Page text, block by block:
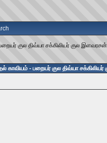
குல திவ்யா சக்கிலியர் குல இளவரசன்
காவியம் - பறையர் குல திவ்யா